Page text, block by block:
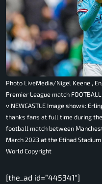
Photo LiveMedia/Nigel Keene ,
Premier League match FOOTBALL
v NEWCASTLE Image shows:
thanks fans at full time during
football match between
March 2023 at the Etihad
World Copyright
[the_ad id=”445341″]